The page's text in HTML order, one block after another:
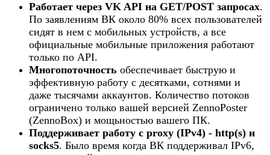
Работает через VK API на GET/POST запросах.
По заявлениям ВК около 80% всех пользователей
сидят в нем с мобильных устройств, а все
официальные мобильные приложения работают
только по API.​
Многопоточность обеспечивает быструю и
эффективную работу с десятками, сотнями и
даже тысячами аккаунтов. Количество потоков
ограничено только вашей версией ZennoPoster
(ZennoBox) и мощьностью вашего ПК.​
Поддерживает работу с proxy (IPv4) - http(s) и
socks5. Было время когда ВК поддерживал IPv6,